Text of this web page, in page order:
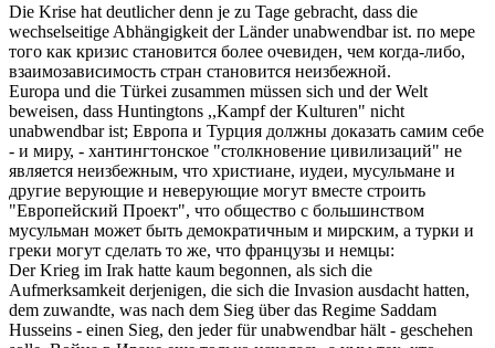
Die Krise hat deutlicher denn je zu Tage gebracht, dass die
wechselseitige Abhängigkeit der Länderunabwendbarist. по мере
того как кризис становится более очевиден, чем когда-либо,
взаимозависимость стран становится неизбежной.
Europa und die Türkei zusammen müssen sich und der Welt
beweisen, dass Huntingtons ,,Kampf der Kulturen" nicht
unabwendbarist; Европа и Турция должны доказать самим себе
- и миру, - хантингтонское "столкновение цивилизаций" не
является неизбежным, что христиане, иудеи, мусульмане и
другие верующие и неверующие могут вместе строить
"Европейский Проект", что общество с большинством
мусульман может быть демократичным и мирским, а турки и
греки могут сделать то же, что французы и немцы:
Der Krieg im Irak hatte kaum begonnen, als sich die
Aufmerksamkeit derjenigen, die sich die Invasion ausdacht hatten,
dem zuwandte, was nach dem Sieg über das Regime Saddam
Husseins - einen Sieg, den jeder fürunabwendbarhält - geschehen